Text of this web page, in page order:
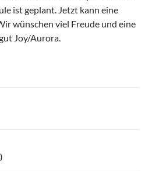
ist geplant. Jetzt kann eine
wünschen viel Freude und eine
Joy/Aurora.